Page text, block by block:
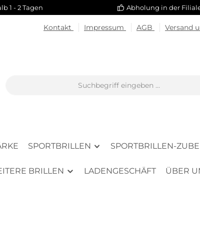
1 - 2 Tagen Abholung in der
Kontakt Impressum AGB Versand
SPORTBRILLEN SPORTBRILLEN-
BRILLEN LADENGESCHÄFT ÜBER